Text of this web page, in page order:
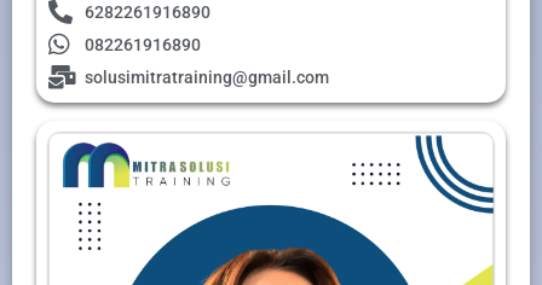
6282261916890
082261916890
solusimitratraining@gmail.com